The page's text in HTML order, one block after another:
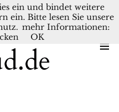
DEUTSCH NEDERLANDS
ein und bindet weitere
ein. Bitte lesen Sie unsere
mehr Informationen:
OK